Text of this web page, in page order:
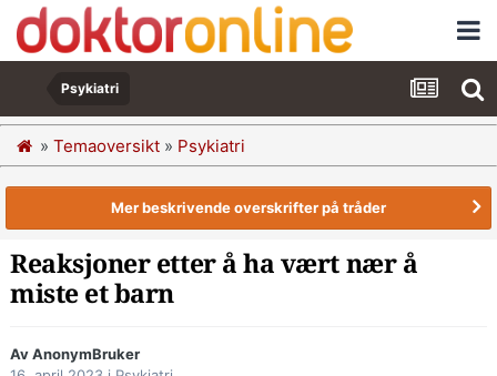
Psykiatri
» Temaoversikt » Psykiatri
Mer beskrivende overskrifter på tråder
Reaksjoner etter å ha vært nær å
miste et barn
Av AnonymBruker